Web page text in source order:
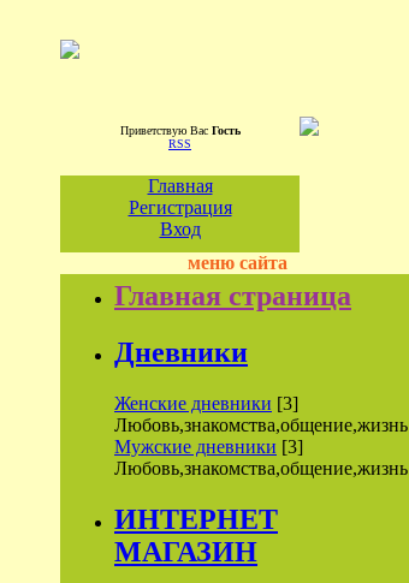
Приветствую Вас Гость
RSS
Главная
Регистрация
Вход
меню сайта
Главная страница
Дневники
Женские дневники [3]
Любовь,знакомства,общение,жизнь
Мужские дневники [3]
Любовь,знакомства,общение,жизнь
ИНТЕРНЕТ
МАГАЗИН